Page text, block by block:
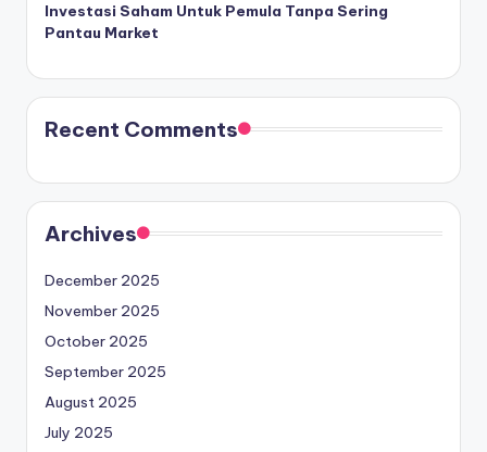
Investasi Saham Untuk Pemula Tanpa Sering
Pantau Market
Recent Comments
Archives
December 2025
November 2025
October 2025
September 2025
August 2025
July 2025